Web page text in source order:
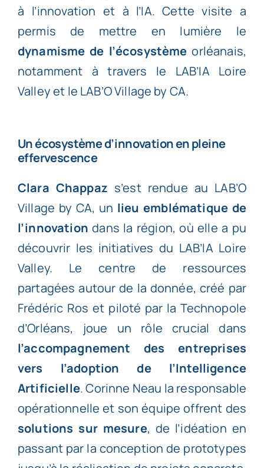
à l’innovation et à l’IA. Cette visite a
permis de mettre en lumière le
dynamisme de l’écosystème orléanais,
notamment à travers le LAB’IA Loire
Valley et le LAB’O Village by CA.
Un écosystème d’innovation en pleine
effervescence
Clara Chappaz s’est rendue au LAB’O
Village by CA, un lieu emblématique de
l’innovation dans la région, où elle a pu
découvrir les initiatives du LAB’IA Loire
Valley. Le centre de ressources
partagées autour de la donnée, créé par
Frédéric Ros et piloté par la Technopole
d’Orléans, joue un rôle crucial dans
l’accompagnement des entreprises
vers l’adoption de l’Intelligence
Artificielle. Corinne Neau la responsable
opérationnelle et son équipe offrent des
solutions sur mesure, de l’idéation en
passant par la conception de prototypes